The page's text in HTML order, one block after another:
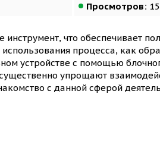
Просмотров:
инструмент, что обеспечивает
процесса, как
устройстве с помощью
упрощают
с данной сферой